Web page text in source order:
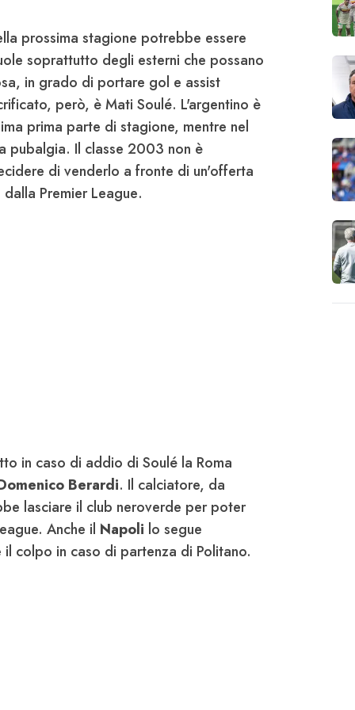
prossima stagione potrebbe essere
soprattutto degli esterni che possano
in grado di portare gol e assist
però, èMati Soulé. L'argentino è
prima parte di stagione, mentre nel
pubalgia. Il classe 2003 non è
di venderlo a fronte di un'offerta
Premier League.
in caso di addio di Soulé la Roma
Berardi. Il calciatore, da
lasciare il club neroverde per poter
Anche il Napoli lo segue
colpo in caso di partenza di Politano.